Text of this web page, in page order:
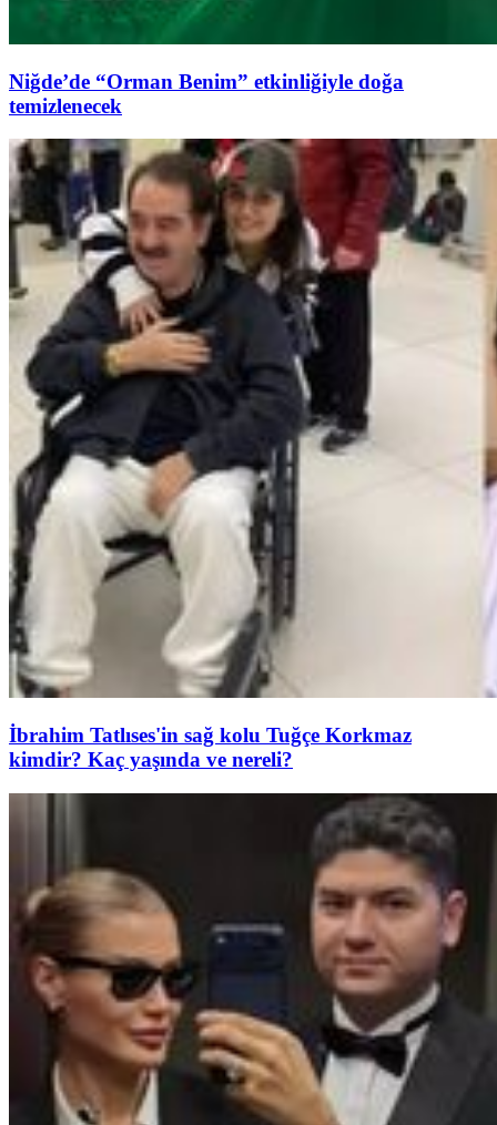
Niğde’de “Orman Benim” etkinliğiyle doğa
temizlenecek
İbrahim Tatlıses'in sağ kolu Tuğçe Korkmaz
kimdir? Kaç yaşında ve nereli?